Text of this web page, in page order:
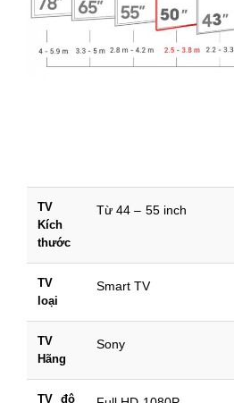
TV
Kích
thước
Từ 44 – 55 inch
TV
loại
Smart TV
TV
Hãng
Sony
TV độ